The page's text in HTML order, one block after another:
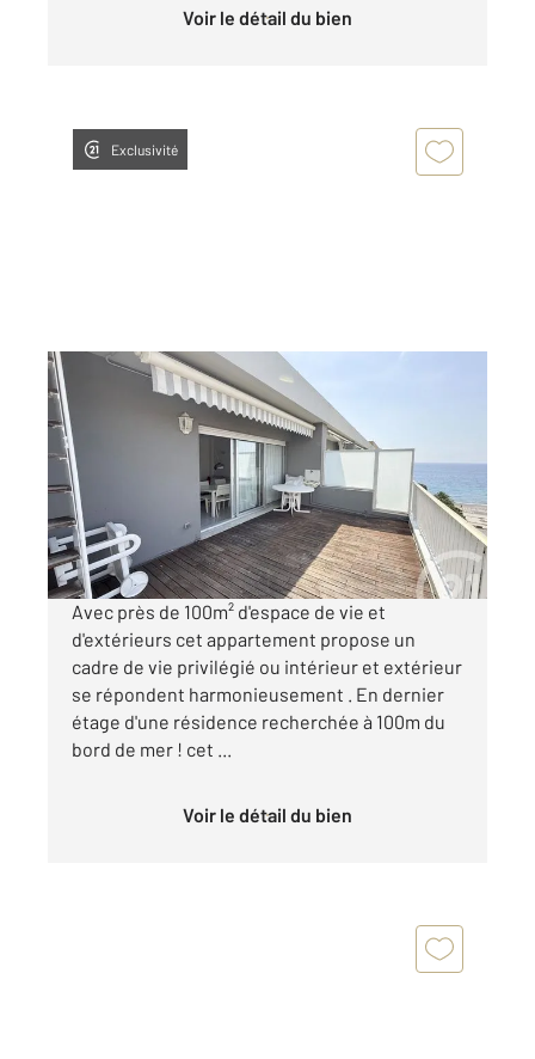
Voir le détail du bien
Exclusivité
MENTON 06
, 3 pièces
Ref : 721
Appartement F3 à vendre
599 000 €
Visiter le site dédié
Avec près de 100m² d'espace de vie et
d'extérieurs cet appartement propose un
cadre de vie privilégié ou intérieur et extérieur
se répondent harmonieusement . En dernier
étage d'une résidence recherchée à 100m du
bord de mer ! cet ...
Voir le détail du bien